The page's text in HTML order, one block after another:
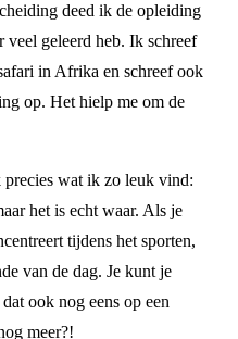
deed ik de opleiding
geleerd heb. Ik schreef
in Afrika en schreef ook
op. Het hielp me om de
wat ik zo leuk vind:
het is echt waar. Als je
tijdens het sporten,
van de dag. Je kunt je
ook nog eens op een
meer?!